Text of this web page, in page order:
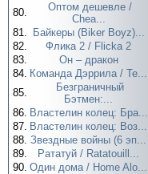
80.
Оптом дешевле /
Chea...
81.
Байкеры (Biker Boyz)...
82.
Флика 2 / Flicka 2
83.
Он – дракон
84. Команда Дэррила / Te...
85.
Безграничный
Бэтмен:...
86. Властелин колец: Бра...
87. Властелин колец: Воз...
88. Звездные войны (6 эп...
89.
Рататуй / Ratatouill...
90. Один дома / Home Alo...